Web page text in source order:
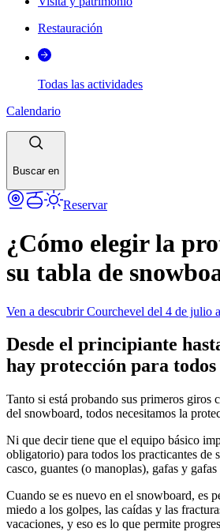
Restauración
Todas las actividades
Calendario
Buscar en
Reservar
¿Cómo elegir la
su tabla de
Ven a descubrir Courchevel del 4 de julio
Desde el principiante
hay protección para todos
Tanto si está probando sus primeros giros
del snowboard, todos necesitamos la
Ni que decir tiene que el equipo básico
obligatorio) para todos los practicantes de
casco, guantes (o manoplas), gafas y gafas
Cuando se es nuevo en el snowboard, es
miedo a los golpes, las caídas y las
vacaciones, y eso es lo que permite